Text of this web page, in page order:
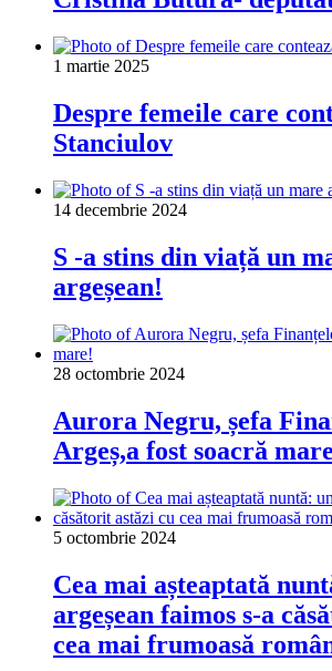
1 martie 2025
Despre femeile care
Stanciulov
14 decembrie 2024
S -a stins din viață un
argeșean!
28 octombrie 2024
Aurora Negru, șefa
Argeș,a fost soacră
5 octombrie 2024
Cea mai așteaptată
argeșean faimos s-a
cea mai frumoasă